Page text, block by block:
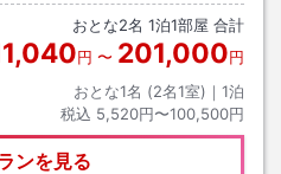
おとな2名 1泊1部屋 合計
円 〜 201,000円
おとな1名 (2名1室)｜ 1泊
税込 5,520円〜100,500円
ンを見る